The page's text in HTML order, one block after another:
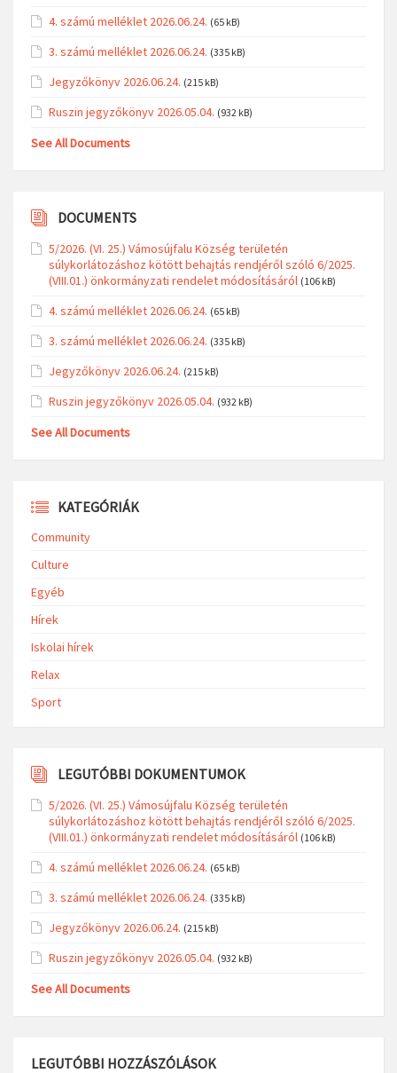
4. számú melléklet 2026.06.24. (65 kB)
3. számú melléklet 2026.06.24. (335 kB)
Jegyzőkönyv 2026.06.24. (215 kB)
Ruszin jegyzőkönyv 2026.05.04. (932 kB)
See All Documents
DOCUMENTS
5/2026. (VI. 25.) Vámosújfalu Község területén
súlykorlátozáshoz kötött behajtás rendjéről szóló 6/2025.
(VIII.01.) önkormányzati rendelet módosításáról (106 kB)
4. számú melléklet 2026.06.24. (65 kB)
3. számú melléklet 2026.06.24. (335 kB)
Jegyzőkönyv 2026.06.24. (215 kB)
Ruszin jegyzőkönyv 2026.05.04. (932 kB)
See All Documents
KATEGÓRIÁK
Community
Culture
Egyéb
Hírek
Iskolai hírek
Relax
Sport
LEGUTÓBBI DOKUMENTUMOK
5/2026. (VI. 25.) Vámosújfalu Község területén
súlykorlátozáshoz kötött behajtás rendjéről szóló 6/2025.
(VIII.01.) önkormányzati rendelet módosításáról (106 kB)
4. számú melléklet 2026.06.24. (65 kB)
3. számú melléklet 2026.06.24. (335 kB)
Jegyzőkönyv 2026.06.24. (215 kB)
Ruszin jegyzőkönyv 2026.05.04. (932 kB)
See All Documents
LEGUTÓBBI HOZZÁSZÓLÁSOK